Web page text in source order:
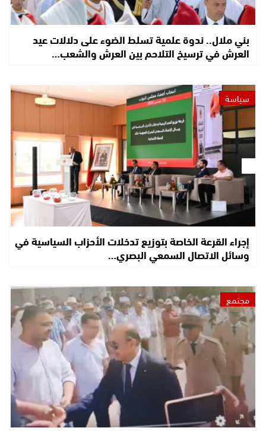
بني ملال.. ندوة علمية تسلط الضوء على دلالات عيد
العرش في ترسيخ التلاحم بين العرش والشعب…
سياسة
إجراء القرعة الخاصة بتوزيع تدخلات الأحزاب السياسية في
وسائل الاتصال السمعي البصري…
مجتمع